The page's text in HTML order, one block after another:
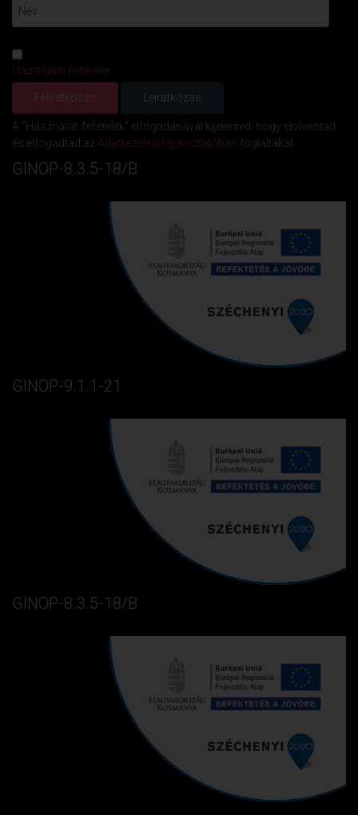
Használati feltételek
A "Használati feltételek" elfogadásával kijelented, hogy elolvastad
és elfogadtad az Adatkezelési tájékoztatóban foglaltakat.
GINOP-8.3.5-18/B
GINOP-9.1.1-21
GINOP-8.3.5-18/B